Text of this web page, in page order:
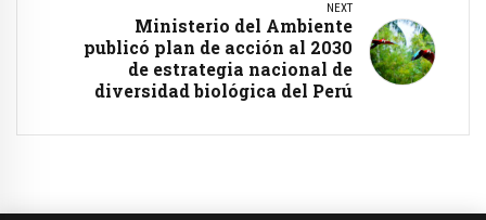
NEXT
Ministerio del Ambiente
publicó plan de acción al 2030
de estrategia nacional de
diversidad biológica del Perú